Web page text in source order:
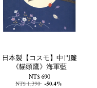
日本製【コスモ】中門簾
《貓頭鷹》海軍藍
NT$ 690
NT$ 1,390 -50.4%